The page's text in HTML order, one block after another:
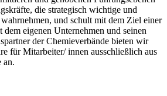
die strategisch wichtige und
und schult mit dem Ziel einer
eigenen Unternehmen und seinen
der Chemieverbände bieten wir
für Mitarbeiter/ innen ausschließlich aus
an.